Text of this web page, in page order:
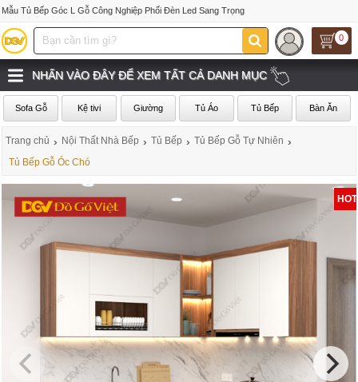
Mẫu Tủ Bếp Góc L Gỗ Công Nghiệp Phối Đèn Led Sang Trọng
0
NHẤN VÀO ĐÂY ĐỂ XEM TẤT CẢ DANH MỤC
Sofa Gỗ Kệ tivi Giường Tủ Áo Tủ Bếp Bàn Ăn
Trang chủ › Nội Thất Nhà Bếp › Tủ Bếp › Tủ Bếp Gỗ Tự Nhiên ›
Tủ Bếp Gỗ Óc Chó
HOT